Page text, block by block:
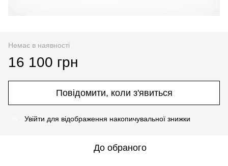
Немає в наявності
16 100 грн
Повідомити, коли з'явиться
Увійти для відображення накопичувальної знижки
До обраного